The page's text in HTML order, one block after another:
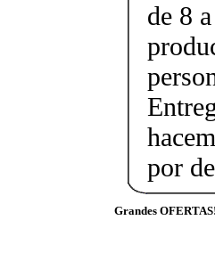
de 8
por
Grandes